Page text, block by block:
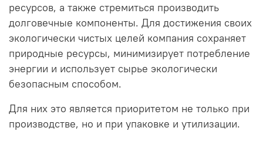
ресурсов, а также стремиться производить
долговечные компоненты. Для достижения своих
экологически чистых целей компания сохраняет
природные ресурсы, минимизирует потребление
энергии и использует сырье экологически
безопасным способом.
Для них это является приоритетом не только при
производстве, но и при упаковке и утилизации.